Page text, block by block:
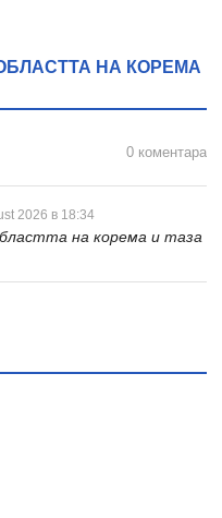
НА КОРЕМА
0 коментара
2026 в 18:34
на корема и таза